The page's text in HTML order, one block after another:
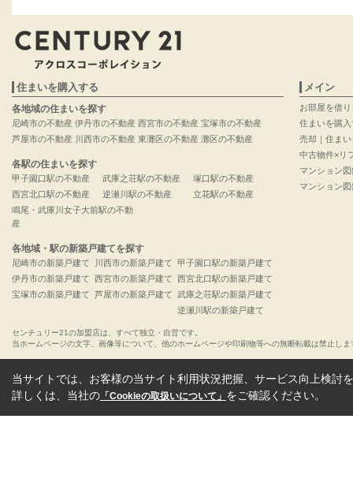
住まいを購入する
各地域の住まいを探す
尼崎市の不動産
芦屋市の不動産
伊丹市の不動産
川西市の不動産
西宮市の不動産
東灘区の不動産
宝塚市の不動産
灘区の不動産
各駅の住まいを探す
甲子園口駅の不動産
西宮北口駅の不動産
武庫之荘駅の不動産
逆瀬川駅の不動産
塚口駅の不動産
立花駅の不動産
鳴尾・武庫川女子大前駅の不動
産
各地域・駅の新築戸建てを探す
尼崎市の新築戸建て
伊丹市の新築戸建て
宝塚市の新築戸建て
川西市の新築戸建て
西宮市の新築戸建て
芦屋市の新築戸建て
甲子園口駅の新築戸建て
西宮北口駅の新築戸建て
武庫之荘駅の新築戸建て
逆瀬川駅の新築戸建て
メイン
お部屋を借り
住まいを購入
売却｜住ま
中古物件×リ
マンション
マンション
センチュリー21の加盟店は、すべて独立・自営です。
当ホームページの文字、画像等について、他のホームページや印刷物等への無断転載は禁止しま
当サイトでは、お客様の当サイト利用状況把握、サービス向上検討
詳しくは、当社の 「Cookieの取扱いについて」 をご確認ください。